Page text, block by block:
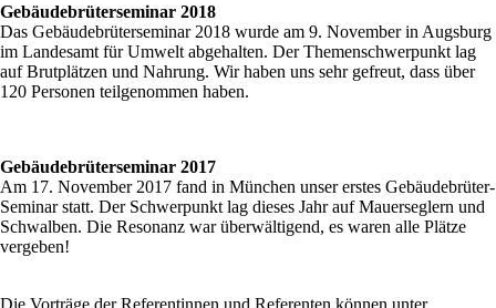
Gebäudebrüterseminar 2018
Das Gebäudebrüterseminar 2018 wurde am 9. November in Augsburg
im Landesamt für Umwelt abgehalten. Der Themenschwerpunkt lag
auf Brutplätzen und Nahrung. Wir haben uns sehr gefreut, dass über
120 Personen teilgenommen haben.
Gebäudebrüterseminar 2017
Am 17. November 2017 fand in München unser erstes Gebäudebrüter-
Seminar statt. Der Schwerpunkt lag dieses Jahr auf Mauerseglern und
Schwalben. Die Resonanz war überwältigend, es waren alle Plätze
vergeben!
Die Vorträge der Referentinnen und Referenten können unter